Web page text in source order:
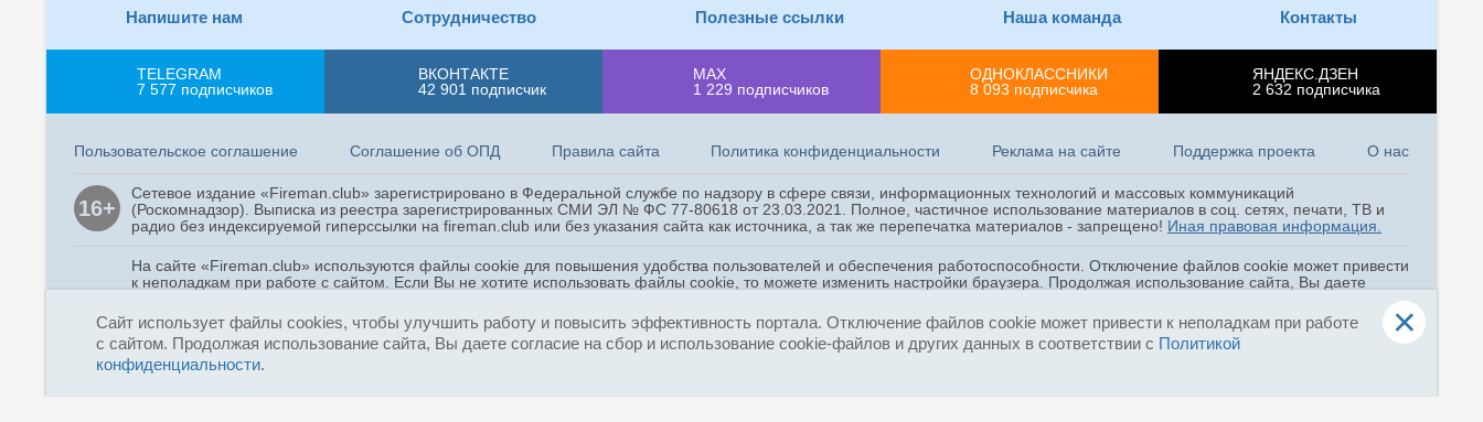
Международные сборы
спасателей стартовали в
Северной Осетии
04 августа, 13:30
«Атмосфера» с пожарными
знаниями от МЧС России
04 августа, 11:51
Третий день Всероссийских
горноспасательных
соревнований в Кузбассе
Навыки оперативного
Напишите нам Сотрудничество Полезные ссылки Наша команда Контакты
TELEGRAM
7 577 подписчиков
ВКОНТАКТЕ
42 901 подписчик
MAX
1 229 подписчиков
ОДНОКЛАССНИКИ
8 093 подписчика
ЯНДЕКС.ДЗЕН
2 632 подписчика
Пользовательское соглашение Соглашение об ОПД Правила сайта Политика конфиденциальности Реклама на сайте Поддержка проекта О нас
16+
Сетевое издание «Fireman.club» зарегистрировано в Федеральной службе по надзору в сфере связи, информационных технологий и массовых коммуникаций
(Роскомнадзор). Выписка из реестра зарегистрированных СМИ ЭЛ № ФС 77-80618 от 23.03.2021. Полное, частичное использование материалов в соц. сетях, печати, ТВ и
радио без индексируемой гиперссылки на fireman.club или без указания сайта как источника, а так же перепечатка материалов - запрещено! Иная правовая информация.
На сайте «Fireman.club» используются файлы cookie для повышения удобства пользователей и обеспечения работоспособности. Отключение файлов cookie может привести
к неполадкам при работе с сайтом. Если Вы не хотите использовать файлы cookie, то можете изменить настройки браузера. Продолжая использование сайта, Вы даете
Copyright © 2015 - 2026
«Fireman.club»
Сайт использует файлы cookies, чтобы улучшить работу и повысить эффективность портала. Отключение файлов cookie может привести к неполадкам при работе
с сайтом. Продолжая использование сайта, Вы даете согласие на сбор и использование cookie-файлов и других данных в соответствии с Политикой
конфиденциальности.
×